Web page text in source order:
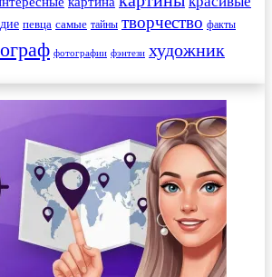
певца самые тайны творчество факты
фотографии фэнтези художник